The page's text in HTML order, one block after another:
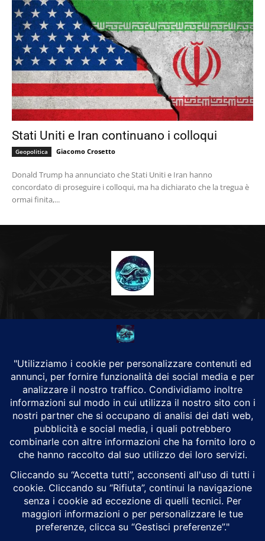
Stati Uniti e Iran continuano i colloqui
Geopolitica Giacomo Crosetto
Donald Trump ha annunciato che Stati Uniti e Iran hanno
concordato di proseguire i colloqui, ma ha dichiarato che la tregua è
ormai finita,...
CHI SIAMO
Alground Geopolitica e Cyberwarfare.
Da una idea di Brunilde Trizio
Alground fa parte del Gruppo Trizio
SEGUICI